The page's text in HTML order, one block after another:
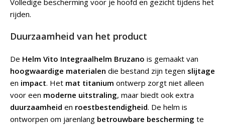
rijden.
Duurzaamheid van het product
De Helm Vito Integraalhelm Bruzano is gemaakt van
hoogwaardige materialen die bestand zijn tegen slijtage
en impact. Het mat titanium ontwerp zorgt niet alleen
voor een moderne uitstraling, maar biedt ook extra
duurzaamheid en roestbestendigheid. De helm is
ontworpen om jarenlang betrouwbare bescherming te